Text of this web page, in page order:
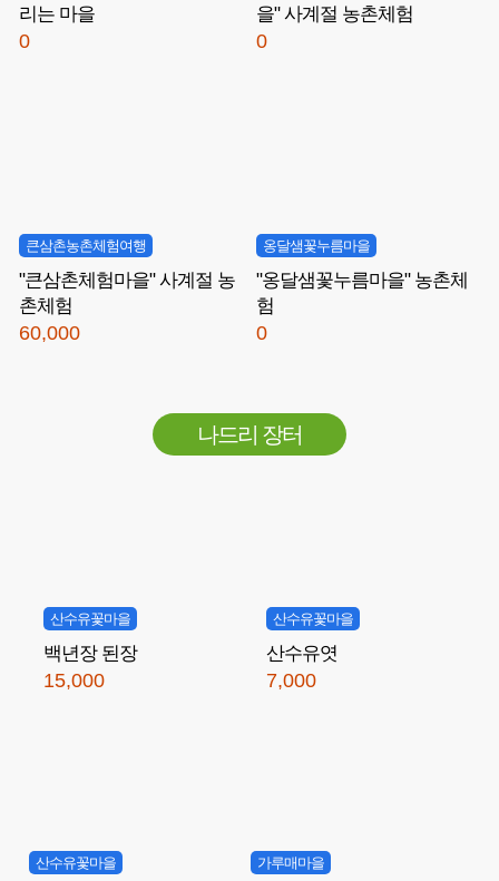
리는 마을
0
을" 사계절 농촌체험
0
큰삼촌농촌체험여행
"큰삼촌체험마을" 사계절 농
촌체험
60,000
옹달샘꽃누름마을
"옹달샘꽃누름마을" 농촌체
험
0
나드리 장터
산수유꽃마을
백년장 된장
15,000
산수유꽃마을
산수유엿
7,000
산수유꽃마을 가루매마을